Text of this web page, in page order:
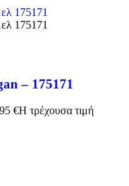
– 175171
€Η τρέχουσα τιμή